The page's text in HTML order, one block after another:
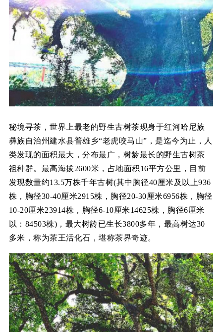
秘境寻茶，世界上最老的野生古树茶现身于红河哈尼族
彝族自治州建水县普雄乡“老虎咬马山”，是迄今为止，人
类发现的面积最大，分布最广，树龄最长的野生古树茶
祖种群。最高海拔2600米，占地面积16平方公里，目前
发现数量约13.5万株千年古树(其中胸径40厘米及以上936
株，胸径30-40厘米2915株，胸径20-30厘米6956株，胸径
10-20厘米23914株，胸径6-10厘米14625株，胸径6厘米
以：84503株)，最大树龄已生长3800多年，最高树达30
多米，称为茶王活化石，堪称茶界奇迹。